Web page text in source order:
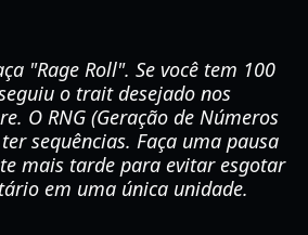
"Rage Roll". Se você tem 100
o trait desejado nos
O RNG (Geração de Números
sequências. Faça uma pausa
mais tarde para evitar esgotar
em uma única unidade.